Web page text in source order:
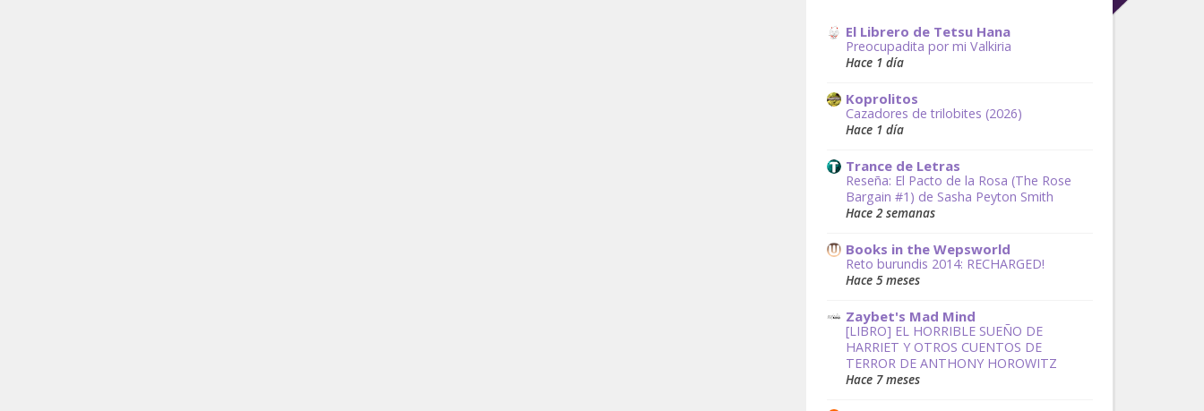
El Librero de Tetsu Hana
Preocupadita por mi Valkiria
Hace 1 día
Koprolitos
Cazadores de trilobites (2026)
Hace 1 día
Trance de Letras
Reseña: El Pacto de la Rosa (The Rose
Bargain #1) de Sasha Peyton Smith
Hace 2 semanas
Books in the Wepsworld
Reto burundis 2014: RECHARGED!
Hace 5 meses
Zaybet's Mad Mind
[LIBRO] EL HORRIBLE SUEÑO DE
HARRIET Y OTROS CUENTOS DE
TERROR DE ANTHONY HOROWITZ
Hace 7 meses